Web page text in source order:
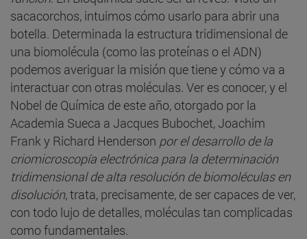
sacacorchos, intuimos cómo usarlo para abrir una
botella. Determinada la estructura tridimensional de
una biomolécula (como las proteínas o el ADN)
podemos averiguar la misión que tiene y cómo va a
interactuar con otras moléculas. Ver es conocer, y el
Nobel de Química de este año, otorgado por la
Academia Sueca a Jacques Bubochet, Joachim
Frank y Richard Henderson por el desarrollo de la
criomicroscopía electrónica para la determinación
tridimensional de alta resolución de biomoléculas en
disolución, trata, precisamente, de ser capaces de ver,
con todo lujo de detalles, moléculas tan complicadas
como fundamentales.